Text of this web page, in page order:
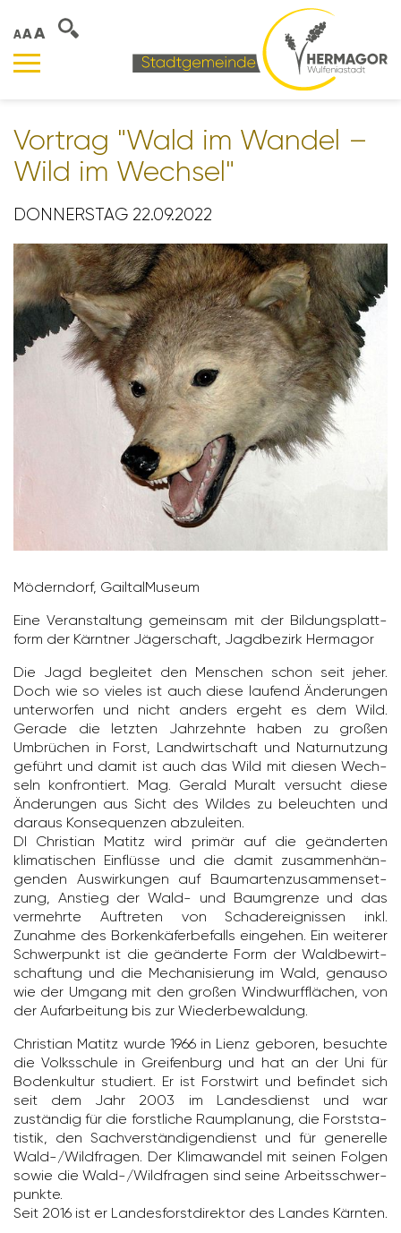
AAA
Vortrag "Wald im Wandel –
Wild im Wechsel"
DONNERSTAG 22.09.2022
Mödern­dorf, Gail­tal­Mu­seum
Eine Veran­stal­tung gemeinsam mit der Bildungs­platt­
form der Kärntner Jäger­schaft, Jagd­be­zirk Hermagor
Die Jagd begleitet den Menschen schon seit jeher.
Doch wie so vieles ist auch diese laufend Änderungen
unter­worfen und nicht anders ergeht es dem Wild.
Gerade die letzten Jahr­zehnte haben zu großen
Umbrü­chen in Forst, Land­wirt­schaft und Natur­nut­zung
geführt und damit ist auch das Wild mit diesen Wech­
seln konfron­tiert. Mag. Gerald Muralt versucht diese
Änderungen aus Sicht des Wildes zu beleuchten und
daraus Konse­quenzen abzu­leiten.
DI Chris­tian Matitz wird primär auf die geän­derten
klima­ti­schen Einflüsse und die damit zusam­men­hän­
genden Auswir­kungen auf Baum­ar­ten­zu­sam­men­set­
zung, Anstieg der Wald- und Baum­grenze und das
vermehrte Auftreten von Scha­der­eig­nissen inkl.
Zunahme des Borken­kä­fer­be­falls eingehen. Ein weiterer
Schwer­punkt ist die geän­derte Form der Wald­be­wirt­
schaf­tung und die Mecha­ni­sie­rung im Wald, genauso
wie der Umgang mit den großen Wind­wurf­flä­chen, von
der Aufar­bei­tung bis zur Wieder­be­wal­dung.
Chris­tian Matitz wurde 1966 in Lienz geboren, besuchte
die Volks­schule in Grei­fen­burg und hat an der Uni für
Boden­kultur studiert. Er ist Forst­wirt und befindet sich
seit dem Jahr 2003 im Landes­dienst und war
zuständig für die forst­liche Raum­pla­nung, die Forst­sta­
tistik, den Sach­ver­stän­di­gen­dienst und für gene­relle
Wald-/​Wild­fragen. Der Klima­wandel mit seinen Folgen
sowie die Wald-/​Wild­fragen sind seine Arbeits­schwer­
punkte.
Seit 2016 ist er Landes­forst­di­rektor des Landes Kärnten.